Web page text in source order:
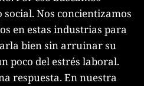
Nos concientizamos
en estas industrias para
bien sin arruinar su
poco del estrés laboral.
respuesta. En nuestra